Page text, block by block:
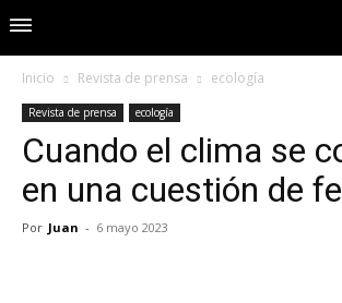
Inicio Revista de prensa ecología
Revista de prensa ecología
Cuando el clima se
en una cuestión de fe
Por Juan - 6 mayo 2023